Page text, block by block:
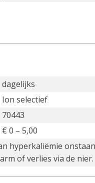
dagelijks
Ion selectief
70443
€ 0 – 5,00
hyperkaliëmie
of verlies via de nier.